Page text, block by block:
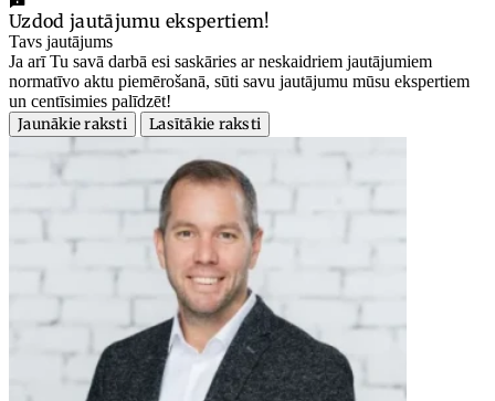
Uzdod jautājumu ekspertiem!
Tavs jautājums
Ja arī Tu savā darbā esi saskāries ar neskaidriem jautājumiem
normatīvo aktu piemērošanā, sūti savu jautājumu mūsu ekspertiem
un centīsimies palīdzēt!
Jaunākie raksti
Lasītākie raksti